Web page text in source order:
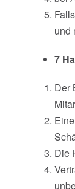
und
7
Der
Die